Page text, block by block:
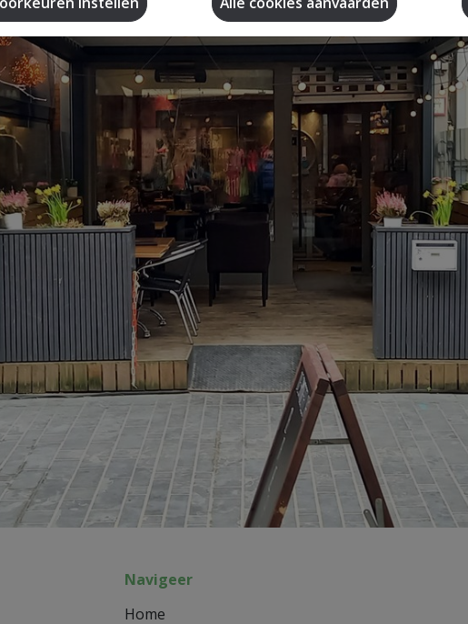
Navigeer
Home